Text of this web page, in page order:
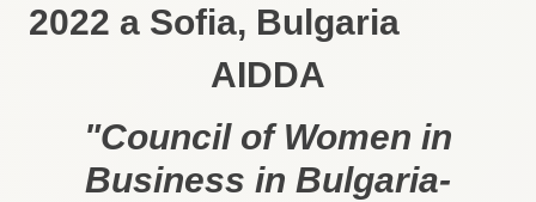
2022 a Sofia, Bulgaria
AIDDA
"Council of Women in
Business in Bulgaria-